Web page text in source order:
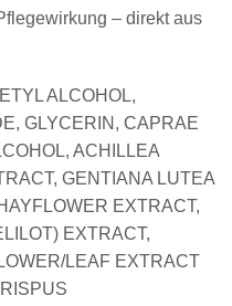
– direkt aus
ALCOHOL,
GLYCERIN, CAPRAE
ACHILLEA
GENTIANA LUTEA
EXTRACT,
EXTRACT,
LEAF EXTRACT